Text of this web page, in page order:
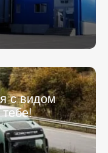
с видом